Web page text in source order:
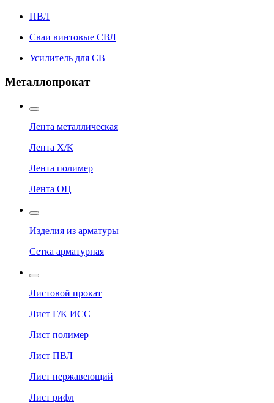
ПВЛ
Сваи винтовые СВЛ
Усилитель для СВ
Металлопрокат
Лента металлическая
Лента Х/К
Лента полимер
Лента ОЦ
Изделия из арматуры
Сетка арматурная
Листовой прокат
Лист Г/К ИСС
Лист полимер
Лист ПВЛ
Лист нержавеющий
Лист рифл